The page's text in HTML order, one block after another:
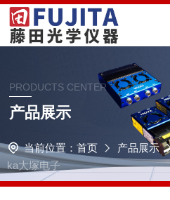
PRODUCTS CENTER
产品展示
当前位置： 首页 产品展示
ka大塚电子